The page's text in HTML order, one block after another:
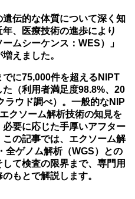
伝的な体質について深く知
、医療技術の進歩により
ムシーケンス：WES）」
えました。
に75,000件を超えるNIPT
（利用者満足度98.8%、20
ラウド調べ）。一般的なNIP
クソーム解析技術の知見を
要に応じた手厚いアフター
の記事では、エクソーム解
全ゲノム解析（WGS）との
て検査の限界まで、専門用
もとで解説します。